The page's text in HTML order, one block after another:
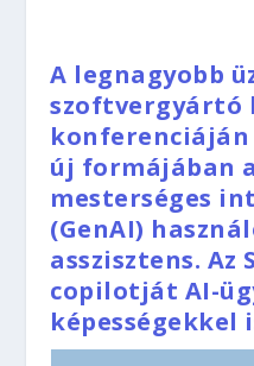
A legnagyobb
szoftvergyártó
új formájában
mesterséges
(GenAI)
asszisztens. Az
copilotját AI-
képességekkel